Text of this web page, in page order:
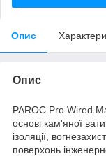
Опис
Опис
PAROC Pro Wired
основі кам'яної
ізоляції,
поверхонь